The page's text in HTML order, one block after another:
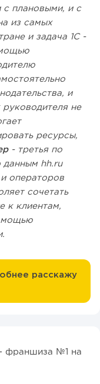
с плановыми, и с
из самых
и задача 1С -
и
не
ресурсы,
- третья по
данным hh.ru
операторов
сочетать
к клиентам,
мощью
расскажу
- франшиза №1 на